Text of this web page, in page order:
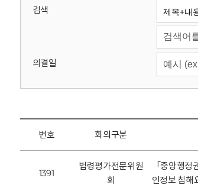
검색
의결일
번호 회의구분
1391
법령평가전문위원
회
「중앙행
인정보 침해